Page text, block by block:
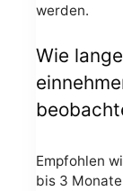
werden.
Wie
Empfohlen
bis 3